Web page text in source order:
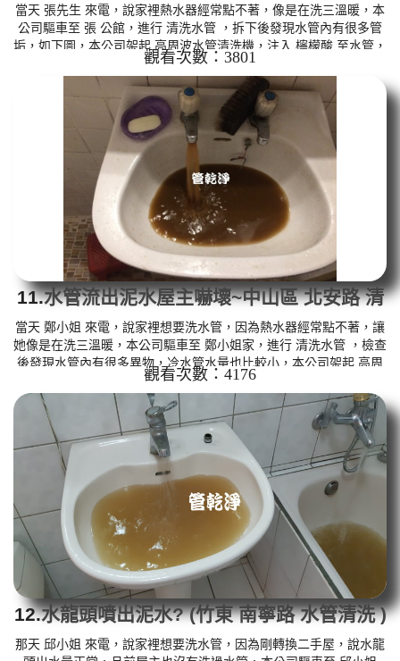
當天 張先生 來電，說家裡熱水器經常點不著，像是在洗三溫暖，本
公司驅車至 張 公館，進行 清洗水管 ，拆下後發現水管內有很多管
垢，如下圖，本公司架起 高周波水管清洗機，注入 檸檬酸 至水管，
等候約15分鐘，利用 水管清洗機 ，開啟 水槌 模式，把水管內的污
垢及異物沖出來，洗出來的水呈黃色，看起來像尿尿，如下圖及影
片，張先生 說，房子才10年，水管就堵得這麼嚴重。 如是自來水，
如水管老化，會產生鐵鏽跟泥沙堆積，洗出來的水就會是咖啡色，
地下水含有氧化錳，管壁上會結成黑色管垢，洗出來的水會跟石油...
觀看次數：3801
11.水管流出泥水屋主嚇壞~中山區 北安路 清
洗水管
當天 鄭小姐 來電，說家裡想要洗水管，因為熱水器經常點不著，讓
她像是在洗三溫暖，本公司驅車至 鄭小姐家，進行 清洗水管 ，檢查
後發現水管內有很多異物，冷水管水量也比較小，本公司架起 高周
波水管清洗機，注入 檸檬酸 至水管，等候約15分鐘，利用 水管清
洗機 ，開啟 水槌 模式，把水管內的污垢及異物沖出來，沒想到洗出
來的水呈棕綠色，看起來相當噁心，約一分鐘後，出現偏綠色泥
水，如下圖及影片，鄭小姐 驚訝的說，房子才20年，水管就藏這麼
多髒東西? 如是自來水，如水管老化，會產生鐵鏽跟泥沙堆積，洗
觀看次數：4176
12.水龍頭噴出泥水? (竹東 南寧路 水管清洗 )
那天 邱小姐 來電，說家裡想要洗水管，因為剛轉換二手屋，說水龍